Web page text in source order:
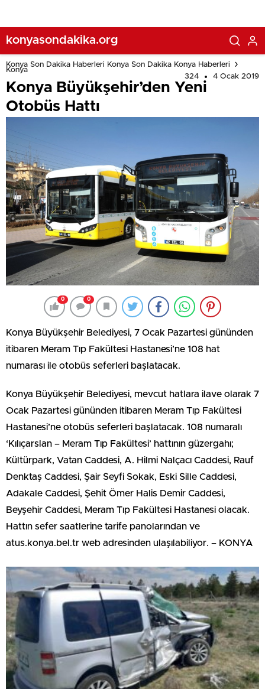
konyasondakika.org
Konya Son Dakika Haberleri Konya Son Dakika Konya Haberleri
Konya
324
4 Ocak 2019
Konya Büyükşehir’den Yeni
Otobüs Hattı
0 0
Konya Büyükşehir Belediyesi, 7 Ocak Pazartesi gününden
itibaren Meram Tıp Fakültesi Hastanesi’ne 108 hat
numarası ile otobüs seferleri başlatacak.
Konya Büyükşehir Belediyesi, mevcut hatlara ilave olarak 7
Ocak Pazartesi gününden itibaren Meram Tıp Fakültesi
Hastanesi’ne otobüs seferleri başlatacak. 108 numaralı
‘Kılıçarslan – Meram Tıp Fakültesi’ hattının güzergahı;
Kültürpark, Vatan Caddesi, A. Hilmi Nalçacı Caddesi, Rauf
Denktaş Caddesi, Şair Seyfi Sokak, Eski Sille Caddesi,
Adakale Caddesi, Şehit Ömer Halis Demir Caddesi,
Beyşehir Caddesi, Meram Tıp Fakültesi Hastanesi olacak.
Hattın sefer saatlerine tarife panolarından ve
atus.konya.bel.tr web adresinden ulaşılabiliyor. – KONYA